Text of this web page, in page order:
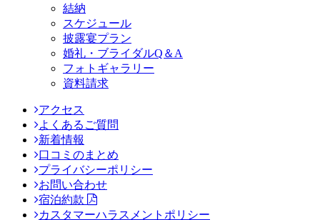
結納
スケジュール
披露宴プラン
婚礼・ブライダルQ＆A
フォトギャラリー
資料請求
アクセス
よくあるご質問
新着情報
口コミのまとめ
プライバシーポリシー
お問い合わせ
宿泊約款
カスタマーハラスメントポリシー